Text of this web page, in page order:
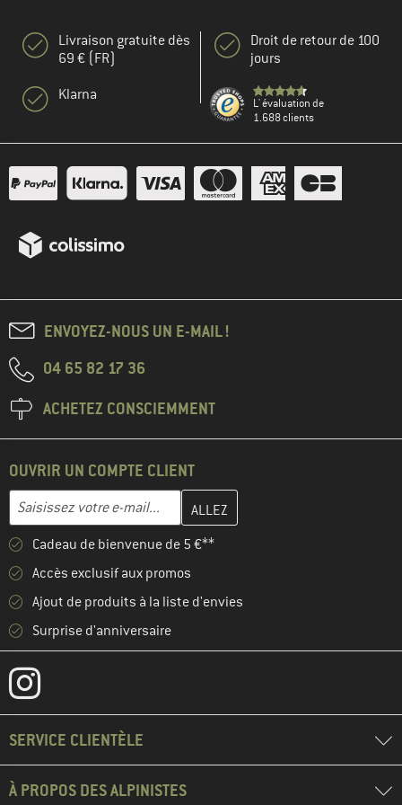
Livraison gratuite dès
69 € (FR)
Klarna
Droit de retour de 100
jours
L' évaluation de
1.688 clients
ENVOYEZ-NOUS UN E-MAIL !
04 65 82 17 36
ACHETEZ CONSCIEMMENT
OUVRIR UN COMPTE CLIENT
Adresse e-mail
Entrez votre adresse e-mail ici et créez votre compte client à la
Cadeau de bienvenue de 5 €**
Accès exclusif aux promos
Ajout de produits à la liste d'envies
Surprise d'anniversaire
SERVICE CLIENTÈLE
À PROPOS DES ALPINISTES